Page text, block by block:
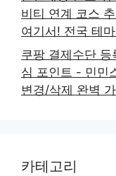
비티 연계 코스
여기서! 전국 테
쿠팡 결제수단
심 포인트 - 민민
변경/삭제 완벽
카테고리